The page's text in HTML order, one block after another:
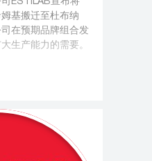
ESTILAB宣布将
基搬迁至杜布纳
在预期品牌组合发
生产能力的需要。